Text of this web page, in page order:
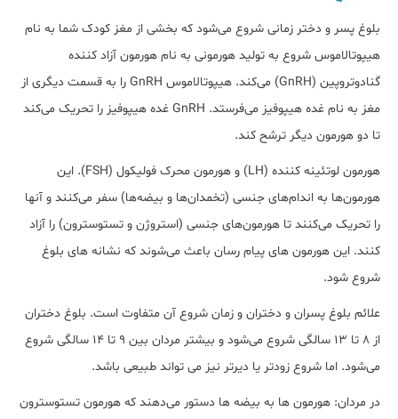
بلوغ پسر و دختر زمانی شروع می‌شود که بخشی از مغز کودک شما به نام
هیپوتالاموس شروع به تولید هورمونی به نام هورمون آزاد کننده
گنادوتروپین (GnRH) می‌کند. هیپوتالاموس GnRH را به قسمت دیگری از
مغز به نام غده هیپوفیز می‌فرستد. GnRH غده هیپوفیز را تحریک می‌کند
تا دو هورمون دیگر ترشح کند.
هورمون لوتئینه کننده (LH) و هورمون محرک فولیکول (FSH). این
هورمون‌ها به اندام‌های جنسی (تخمدان‌ها و بیضه‌ها) سفر می‌کنند و آنها
را تحریک می‌کنند تا هورمون‌های جنسی (استروژن و تستوسترون) را آزاد
کنند. این هورمون های پیام رسان باعث می‌شوند که نشانه های بلوغ
شروع شود.
علائم بلوغ پسران و دختران و زمان شروع آن متفاوت است. بلوغ دختران
از 8 تا 13 سالگی شروع می‌شود و بیشتر مردان بین 9 تا 14 سالگی شروع
می‌شود. اما شروع زودتر یا دیرتر نیز می تواند طبیعی باشد.
در مردان: هورمون ها به بیضه ها دستور می‌دهند که هورمون تستوسترون